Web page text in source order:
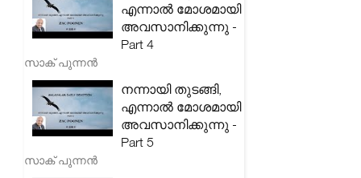
എന്നാൽ മോശമായി
അവസാനിക്കുന്നു -
Part 4
സാക് പുന്നൻ
നന്നായി തുടങ്ങി,
എന്നാൽ മോശമായി
അവസാനിക്കുന്നു -
Part 5
സാക് പുന്നൻ